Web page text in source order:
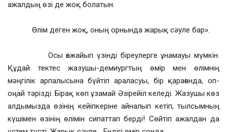
ажалдың өзі де жоқ болатын.
Өлім деген жоқ, оның орнында жарық сәуле бар».
Осы ғажайып үзінді біреулерге ұнамауы мүмкін.
Құдай тектес жазушы-демиургтың өмір мен өлімнің
мәңгілік арпалысына бүйтіп араласуы, бір қарағанда, оп-
оңай тәрізді. Бірақ көп ұзамай Әзірейіл келеді. Жазушы көз
алдымызда өзінің кейіпкеріне айналып кетіп, тылсымның
күшімен өзінің өлімін сипаттап берді! Сөйтіп ажалдан да